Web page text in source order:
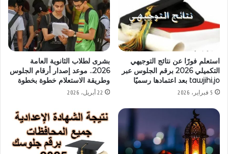
استعلم فورًا عن نتائج التوجيهي
التكميلي 2026 برقم الجلوس عبر
tawjihi.jo بعد اعتمادها رسميًا
5 فبراير، 2026
بشرى لطلاب الثانوية العامة
2026.. موعد إصدار أرقام الجلوس
وطريقة الاستعلام خطوة بخطوة
22 أبريل، 2026